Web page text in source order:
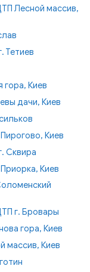
Лесной массив,
Тетиев
гора, Киев
дачи, Киев
Киев
Сквира
Киев
г. Бровары
гора, Киев
массив, Киев